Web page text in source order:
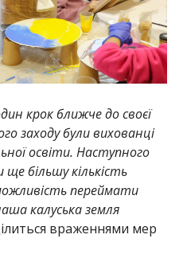
крок ближче до своєї
заходу були вихованці
освіти. Наступного
більшу кількість
переймати
калуська земля
враженнями мер